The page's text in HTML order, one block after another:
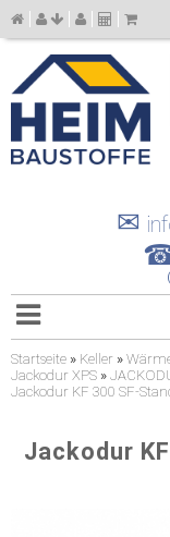
✉
Startseite » Keller »
Jackodur XPS »
Jackodur KF 300 SF-
Jackodur